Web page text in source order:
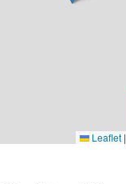
Leaflet |